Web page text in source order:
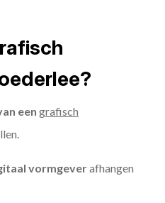
een grafisch
vormgeverafhangen